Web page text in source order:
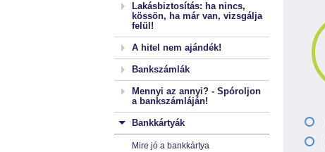
Lakásbiztosítás: ha nincs,
kössön, ha már van, vizsgálja
felül!
A hitel nem ajándék!
Bankszámlák
Mennyi az annyi? - Spóroljon
a bankszámláján!
Bankkártyák
Mire jó a bankkártya